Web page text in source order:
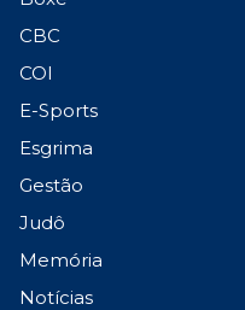
CBC
COI
E-Sports
Esgrima
Gestão
Judô
Memória
Notícias